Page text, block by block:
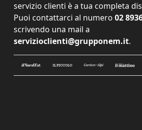
servizio clienti è a tua completa
Puoi contattarci al numero 02
scrivendo una mail a
servizioclienti@grupponem.it.